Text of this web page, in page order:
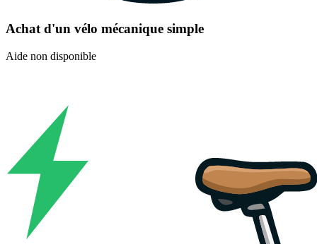
Achat d'un vélo mécanique simple
Aide non disponible